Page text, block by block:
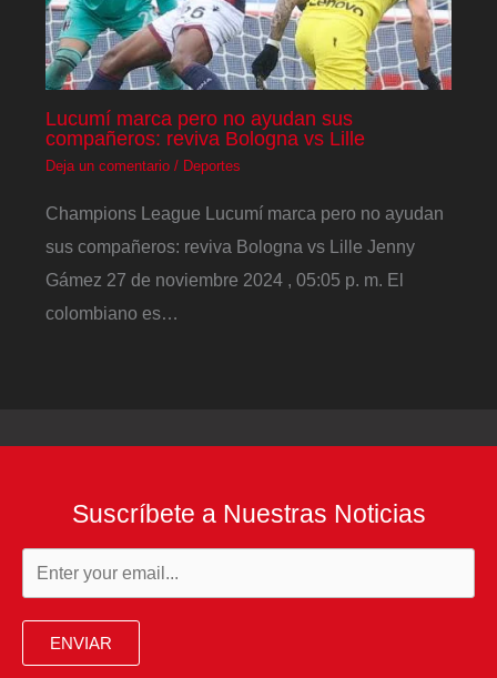
Lucumí marca pero no ayudan sus
compañeros: reviva Bologna vs Lille
Deja un comentario / Deportes
Champions League Lucumí marca pero no ayudan
sus compañeros: reviva Bologna vs Lille Jenny
Gámez 27 de noviembre 2024 , 05:05 p. m. El
colombiano es…
Suscríbete a Nuestras Noticias
ENVIAR